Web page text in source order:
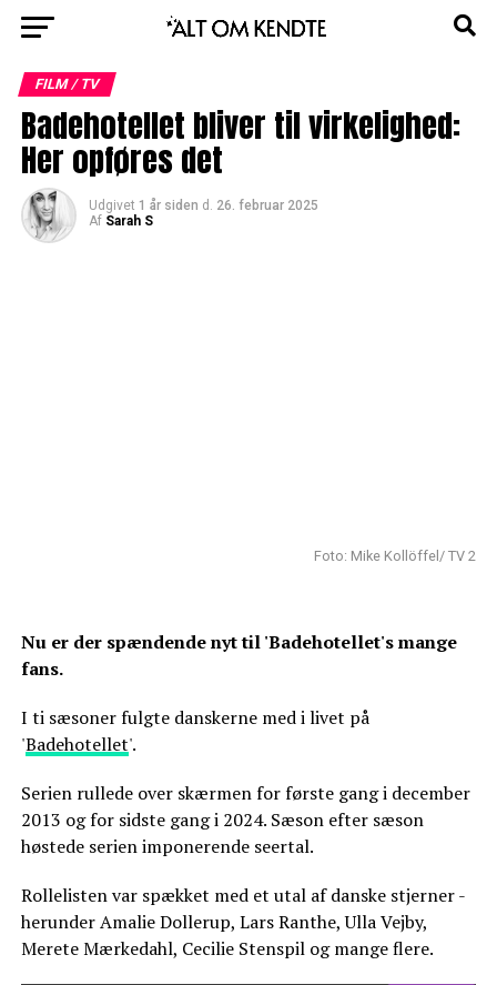
FILM / TV
Badehotellet bliver til virkelighed:
Her opføres det
Udgivet 1 år siden d. 26. februar 2025
Af Sarah S
Foto: Mike Kollöffel/ TV 2
Nu er der spændende nyt til 'Badehotellet's mange
fans.
I ti sæsoner fulgte danskerne med i livet på
'Badehotellet'.
Serien rullede over skærmen for første gang i december
2013 og for sidste gang i 2024. Sæson efter sæson
høstede serien imponerende seertal.
Rollelisten var spækket med et utal af danske stjerner -
herunder Amalie Dollerup, Lars Ranthe, Ulla Vejby,
Merete Mærkedahl, Cecilie Stenspil og mange flere.